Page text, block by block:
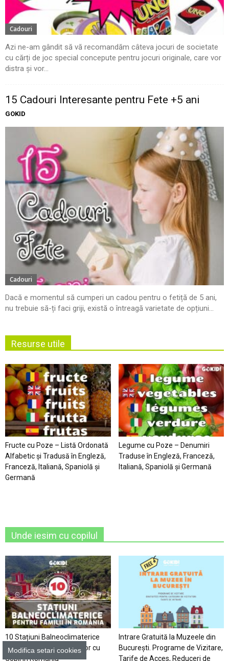
Cadouri
Azi ne-am gândit să vă recomandăm câteva jocuri de societate
cu cărți de joc special concepute pentru jocuri originale, care vor
distra și vor...
15 Cadouri Interesante pentru Fete +5 ani
GOKID
Cadouri
Dacă e momentul să cumperi un cadou pentru o fetiță de 5 ani,
nu trebuie să-ți faci griji, există o întreagă varietate de opțiuni...
Resurse utile
Fructe cu Poze – Listă Ordonată
Alfabetic şi Tradusă în Engleză,
Franceză, Italiană, Spaniolă şi
Germană
Legume cu Poze – Denumiri
Traduse în Engleză, Franceză,
Italiană, Spaniolă şi Germană
Unde iesim cu copilul
10 Stațiuni Balneoclimaterice
pentru Vacanțele Familiilor cu
Copii în România
Intrare Gratuită la Muzeele din
București. Programe de Vizitare,
Tarife de Acces, Reduceri de
Modifica setari cookies